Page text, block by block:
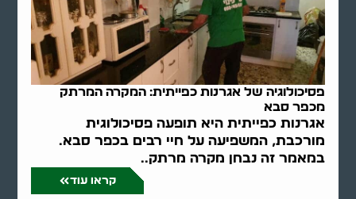
פסיכולוגיה של אגרנות כפייתית: המקרה המרתק
מכפר סבא
אגרנות כפייתית היא תופעה פסיכולוגית
מורכבת, המשפיעה על חיי רבים בכפר סבא.
במאמר זה נבחן מקרה מרתק..
קראו עוד